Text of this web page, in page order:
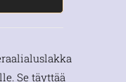
Se täyttää